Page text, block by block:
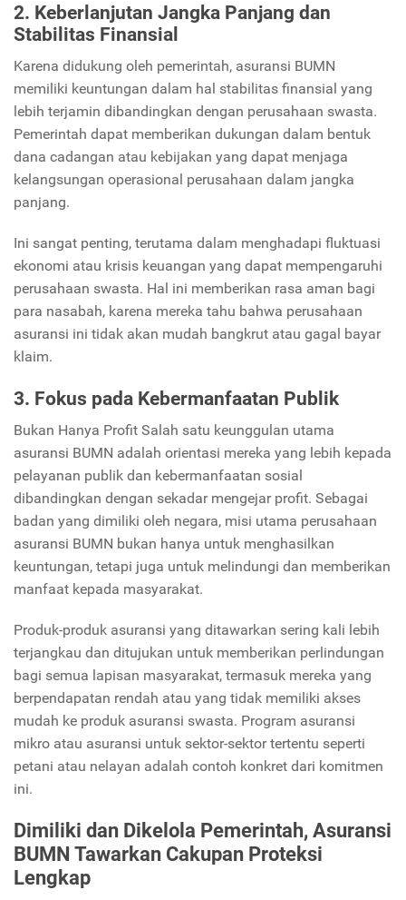
2. Keberlanjutan Jangka Panjang dan
Stabilitas Finansial
Karena didukung oleh pemerintah, asuransi BUMN
memiliki keuntungan dalam hal stabilitas finansial yang
lebih terjamin dibandingkan dengan perusahaan swasta.
Pemerintah dapat memberikan dukungan dalam bentuk
dana cadangan atau kebijakan yang dapat menjaga
kelangsungan operasional perusahaan dalam jangka
panjang.
Ini sangat penting, terutama dalam menghadapi fluktuasi
ekonomi atau krisis keuangan yang dapat mempengaruhi
perusahaan swasta. Hal ini memberikan rasa aman bagi
para nasabah, karena mereka tahu bahwa perusahaan
asuransi ini tidak akan mudah bangkrut atau gagal bayar
klaim.
3. Fokus pada Kebermanfaatan Publik
Bukan Hanya Profit Salah satu keunggulan utama
asuransi BUMN adalah orientasi mereka yang lebih kepada
pelayanan publik dan kebermanfaatan sosial
dibandingkan dengan sekadar mengejar profit. Sebagai
badan yang dimiliki oleh negara, misi utama perusahaan
asuransi BUMN bukan hanya untuk menghasilkan
keuntungan, tetapi juga untuk melindungi dan memberikan
manfaat kepada masyarakat.
Produk-produk asuransi yang ditawarkan sering kali lebih
terjangkau dan ditujukan untuk memberikan perlindungan
bagi semua lapisan masyarakat, termasuk mereka yang
berpendapatan rendah atau yang tidak memiliki akses
mudah ke produk asuransi swasta. Program asuransi
mikro atau asuransi untuk sektor-sektor tertentu seperti
petani atau nelayan adalah contoh konkret dari komitmen
ini.
Dimiliki dan Dikelola Pemerintah, Asuransi
BUMN Tawarkan Cakupan Proteksi
Lengkap